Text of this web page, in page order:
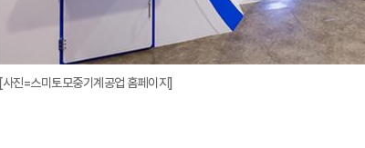
[사진=스미토모중기계공업 홈페이지]